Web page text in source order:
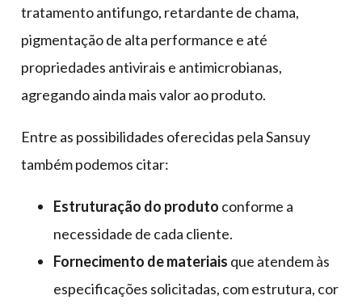
tratamento antifungo, retardante de chama,
pigmentação de alta performance e até
propriedades antivirais e antimicrobianas,
agregando ainda mais valor ao produto.
Entre as possibilidades oferecidas pela Sansuy
também podemos citar:
Estruturação do produto conforme a
necessidade de cada cliente.
Fornecimento de materiais que atendem às
especificações solicitadas, com estrutura, cor